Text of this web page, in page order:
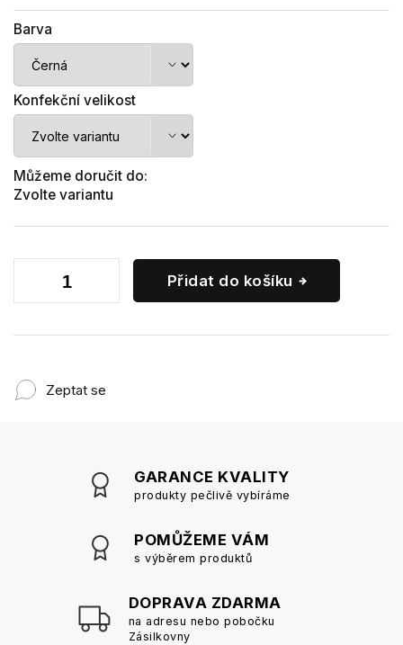
Barva
Konfekční velikost
Můžeme doručit do:
Zvolte variantu
Přidat do košíku
Zeptat se
GARANCE KVALITY
produkty pečlivě vybíráme
POMŮŽEME VÁM
s výběrem produktů
DOPRAVA ZDARMA
na adresu nebo pobočku
Zásilkovny